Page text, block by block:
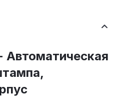
Автоматическая